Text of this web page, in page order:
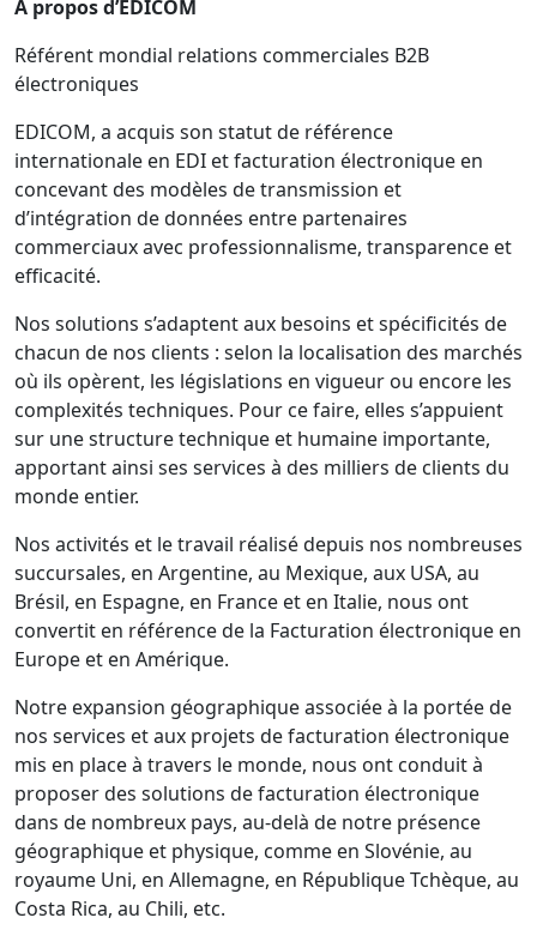
À propos d’EDICOM
Référent mondial relations commerciales B2B
électroniques
EDICOM, a acquis son statut de référence
internationale en EDI et facturation électronique en
concevant des modèles de transmission et
d’intégration de données entre partenaires
commerciaux avec professionnalisme, transparence et
efficacité.
Nos solutions s’adaptent aux besoins et spécificités de
chacun de nos clients : selon la localisation des marchés
où ils opèrent, les législations en vigueur ou encore les
complexités techniques. Pour ce faire, elles s’appuient
sur une structure technique et humaine importante,
apportant ainsi ses services à des milliers de clients du
monde entier.
Nos activités et le travail réalisé depuis nos nombreuses
succursales, en Argentine, au Mexique, aux USA, au
Brésil, en Espagne, en France et en Italie, nous ont
convertit en référence de la Facturation électronique en
Europe et en Amérique.
Notre expansion géographique associée à la portée de
nos services et aux projets de facturation électronique
mis en place à travers le monde, nous ont conduit à
proposer des solutions de facturation électronique
dans de nombreux pays, au-delà de notre présence
géographique et physique, comme en Slovénie, au
royaume Uni, en Allemagne, en République Tchèque, au
Costa Rica, au Chili, etc.